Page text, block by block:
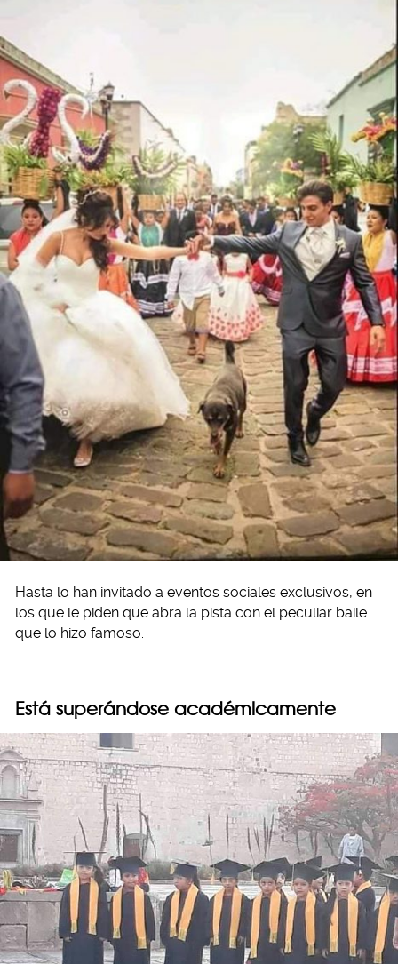
Hasta lo han invitado a eventos sociales exclusivos, en
los que le piden que abra la pista con el peculiar baile
que lo hizo famoso.
Está superándose académicamente